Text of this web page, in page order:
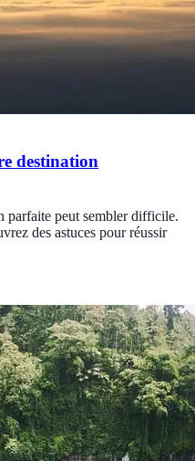
destination
parfaite peut sembler difficile.
des astuces pour réussir